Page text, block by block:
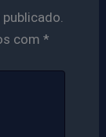
com *